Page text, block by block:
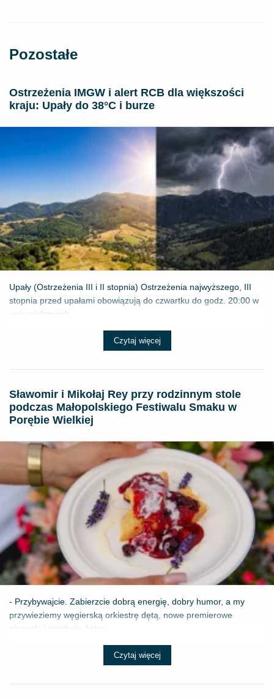
Pozostałe
Ostrzeżenia IMGW i alert RCB dla większości
kraju: Upały do 38°C i burze
Upały (Ostrzeżenia III i II stopnia) Ostrzeżenia najwyższego, III
stopnia przed upałami obowiązują do czwartku do godz. 20:00 w
województwach...
Czytaj więcej
Sławomir i Mikołaj Rey przy rodzinnym stole
podczas Małopolskiego Festiwalu Smaku w
Porębie Wielkiej
- Przybywajcie. Zabierzcie dobrą energię, dobry humor, a my
przywieziemy węgierską orkiestrę dętą, nowe premierowe
piosenki i przeboje, które ...
Czytaj więcej